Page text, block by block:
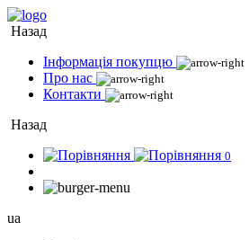
Назад
Інформація покупцю
Про нас
Контакти
Назад
0
ua